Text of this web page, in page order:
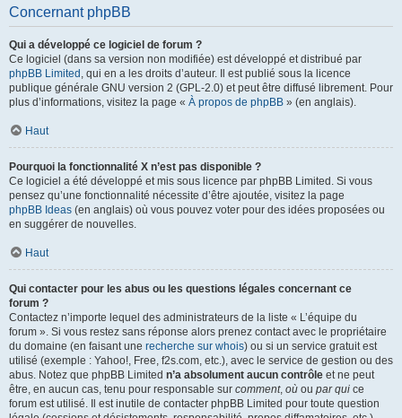
Concernant phpBB
Qui a développé ce logiciel de forum ?
Ce logiciel (dans sa version non modifiée) est développé et distribué par
phpBB Limited , qui en a les droits d’auteur. Il est publié sous la licence
publique générale GNU version 2 (GPL-2.0) et peut être diffusé librement. Pour
plus d’informations, visitez la page « À propos de phpBB » (en anglais).
Haut
Pourquoi la fonctionnalité X n’est pas disponible ?
Ce logiciel a été développé et mis sous licence par phpBB Limited. Si vous
pensez qu’une fonctionnalité nécessite d’être ajoutée, visitez la page
phpBB Ideas (en anglais) où vous pouvez voter pour des idées proposées ou
en suggérer de nouvelles.
Haut
Qui contacter pour les abus ou les questions légales concernant ce
forum ?
Contactez n’importe lequel des administrateurs de la liste « L’équipe du
forum ». Si vous restez sans réponse alors prenez contact avec le propriétaire
du domaine (en faisant une recherche sur whois) ou si un service gratuit est
utilisé (exemple : Yahoo!, Free, f2s.com, etc.), avec le service de gestion ou des
abus. Notez que phpBB Limited n’a absolument aucun contrôle et ne peut
être, en aucun cas, tenu pour responsable sur comment, où ou par qui ce
forum est utilisé. Il est inutile de contacter phpBB Limited pour toute question